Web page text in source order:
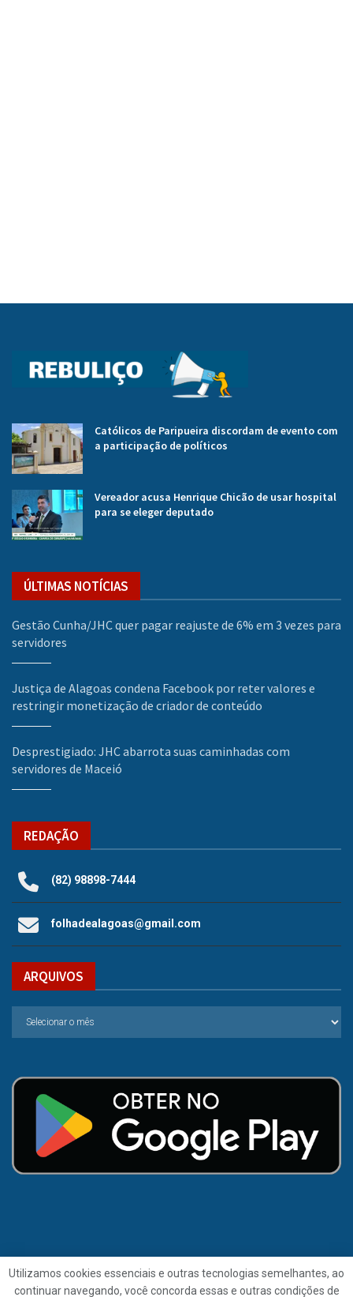
Católicos de Paripueira discordam de evento com
a participação de políticos
Vereador acusa Henrique Chicão de usar hospital
para se eleger deputado
ÚLTIMAS NOTÍCIAS
Gestão Cunha/JHC quer pagar reajuste de 6% em 3 vezes para
servidores
Justiça de Alagoas condena Facebook por reter valores e
restringir monetização de criador de conteúdo
Desprestigiado: JHC abarrota suas caminhadas com
servidores de Maceió
REDAÇÃO
(82) 98898-7444
folhadealagoas@gmail.com
ARQUIVOS
Utilizamos cookies essenciais e outras tecnologias semelhantes, ao
continuar navegando, você concorda essas e outras condições de